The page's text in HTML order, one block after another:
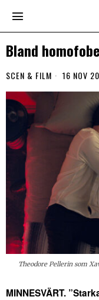
Bland
SCEN & FILM 16 NOV
Theodore Pellerin som
MINNESVÄRT.